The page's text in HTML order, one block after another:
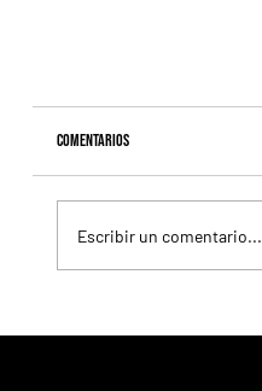
Comentarios
Escribir un comentario...